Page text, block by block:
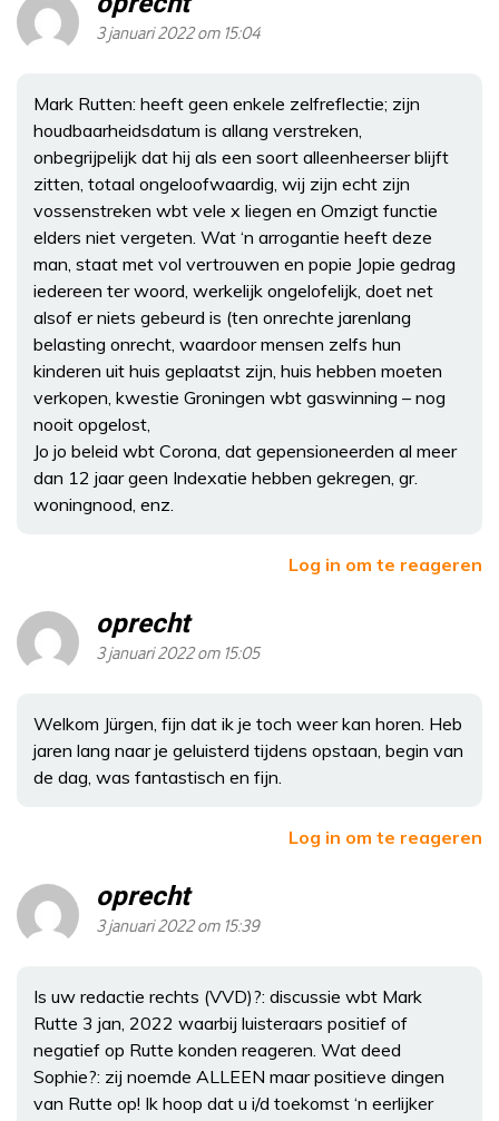
3 januari 2022 om 15:04
Mark Rutten: heeft geen enkele zelfreflectie; zijn
houdbaarheidsdatum is allang verstreken,
onbegrijpelijk dat hij als een soort alleenheerser blijft
zitten, totaal ongeloofwaardig, wij zijn echt zijn
vossenstreken wbt vele x liegen en Omzigt functie
elders niet vergeten. Wat ‘n arrogantie heeft deze
man, staat met vol vertrouwen en popie Jopie gedrag
iedereen ter woord, werkelijk ongelofelijk, doet net
alsof er niets gebeurd is (ten onrechte jarenlang
belasting onrecht, waardoor mensen zelfs hun
kinderen uit huis geplaatst zijn, huis hebben moeten
verkopen, kwestie Groningen wbt gaswinning – nog
nooit opgelost,
Jo jo beleid wbt Corona, dat gepensioneerden al meer
dan 12 jaar geen Indexatie hebben gekregen, gr.
woningnood, enz.
Log in om te reageren
oprecht
3 januari 2022 om 15:05
Welkom Jürgen, fijn dat ik je toch weer kan horen. Heb
jaren lang naar je geluisterd tijdens opstaan, begin van
de dag, was fantastisch en fijn.
Log in om te reageren
oprecht
3 januari 2022 om 15:39
Is uw redactie rechts (VVD)?: discussie wbt Mark
Rutte 3 jan, 2022 waarbij luisteraars positief of
negatief op Rutte konden reageren. Wat deed
Sophie?: zij noemde ALLEEN maar positieve dingen
van Rutte op! Ik hoop dat u i/d toekomst ‘n eerlijker